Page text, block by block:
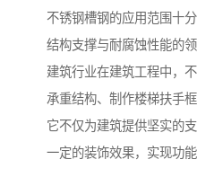
不锈钢槽钢的应用范围十
结构支撑与耐腐蚀性能的领
建筑行业在建筑工程中，
承重结构、制作楼梯扶手
它不仅为建筑提供坚实的
一定的装饰效果，实现功能